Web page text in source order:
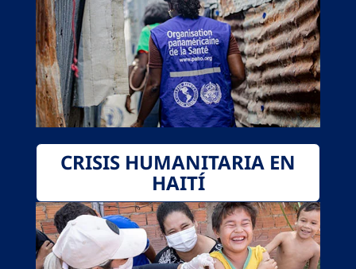
CRISIS HUMANITARIA EN
HAITÍ